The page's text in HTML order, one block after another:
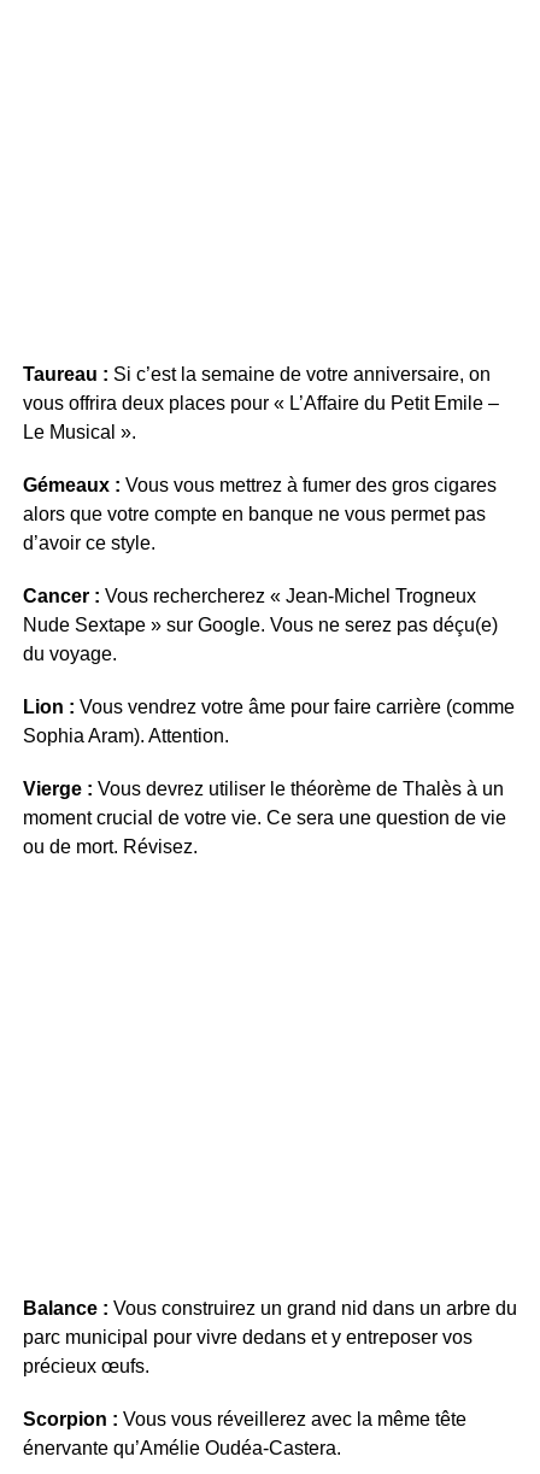
Taureau : Si c’est la semaine de votre anniversaire, on
vous offrira deux places pour « L’Affaire du Petit Emile –
Le Musical ».
Gémeaux : Vous vous mettrez à fumer des gros cigares
alors que votre compte en banque ne vous permet pas
d’avoir ce style.
Cancer : Vous rechercherez « Jean-Michel Trogneux
Nude Sextape » sur Google. Vous ne serez pas déçu(e)
du voyage.
Lion : Vous vendrez votre âme pour faire carrière (comme
Sophia Aram). Attention.
Vierge : Vous devrez utiliser le théorème de Thalès à un
moment crucial de votre vie. Ce sera une question de vie
ou de mort. Révisez.
Balance : Vous construirez un grand nid dans un arbre du
parc municipal pour vivre dedans et y entreposer vos
précieux œufs.
Scorpion : Vous vous réveillerez avec la même tête
énervante qu’Amélie Oudéa-Castera.